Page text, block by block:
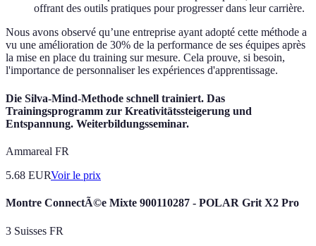
offrant des outils pratiques pour progresser dans leur carrière.
Nous avons observé qu’une entreprise ayant adopté cette méthode a
vu une amélioration de 30% de la performance de ses équipes après
la mise en place du training sur mesure. Cela prouve, si besoin,
l'importance de personnaliser les expériences d'apprentissage.
Die Silva-Mind-Methode schnell trainiert. Das
Trainingsprogramm zur Kreativitätssteigerung und
Entspannung. Weiterbildungsseminar.
Ammareal FR
5.68 EURVoir le prix
Montre ConnectÃ©e Mixte 900110287 - POLAR Grit X2 Pro
3 Suisses FR